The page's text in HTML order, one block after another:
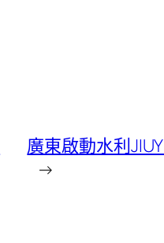
廣東啟動水利
→